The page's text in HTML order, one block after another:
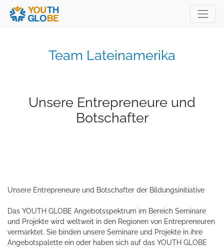
Team Lateinamerika
Unsere Entrepreneure und
Botschafter
Unsere Entrepreneure und Botschafter der Bildungsinitiative
Das YOUTH GLOBE Angebotsspektrum im Bereich Seminare
und Projekte wird weltweit in den Regionen von Entrepreneuren
vermarktet. Sie binden unsere Seminare und Projekte in ihre
Angebotspalette ein oder haben sich auf das YOUTH GLOBE